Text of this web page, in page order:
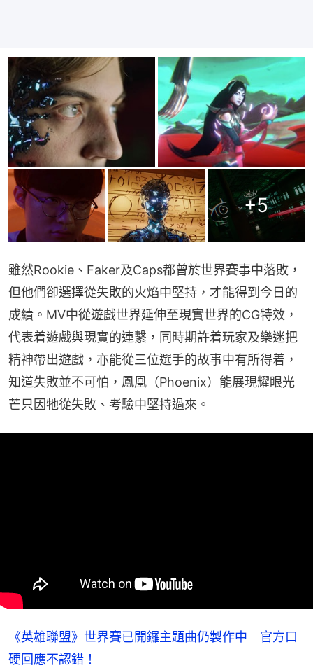
+5
雖然Rookie、Faker及Caps都曾於世界賽事中落敗，
但他們卻選擇從失敗的火焰中堅持，才能得到今日的
成績。MV中從遊戲世界延伸至現實世界的CG特效，
代表着遊戲與現實的連繫，同時期許着玩家及樂迷把
精神帶出遊戲，亦能從三位選手的故事中有所得着，
知道失敗並不可怕，鳳凰（Phoenix）能展現耀眼光
芒只因牠從失敗、考驗中堅持過來。
《英雄聯盟》世界賽已開鑼主題曲仍製作中 官方口
硬回應不認錯！